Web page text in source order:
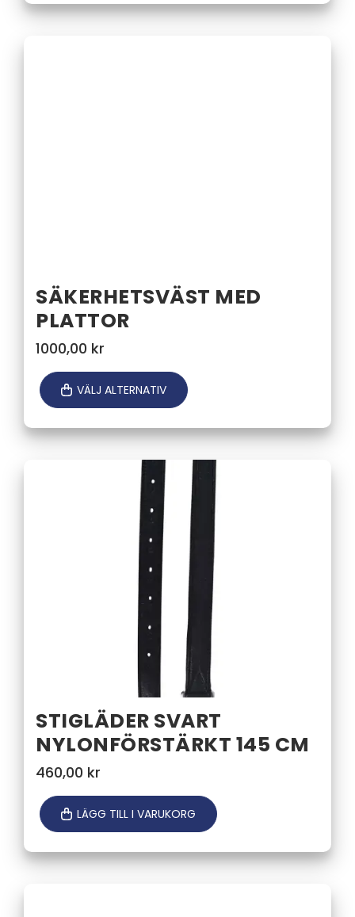
SÄKERHETSVÄST MED
PLATTOR
1000,00 kr
VÄLJ ALTERNATIV
STIGLÄDER SVART
NYLONFÖRSTÄRKT 145 CM
460,00 kr
LÄGG TILL I VARUKORG